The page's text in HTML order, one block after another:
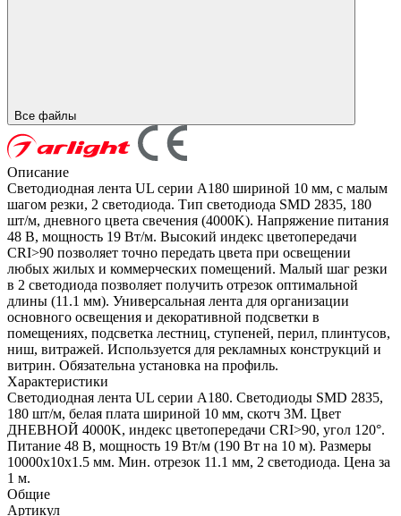
Все файлы
Описание
Светодиодная лента UL серии A180 шириной 10 мм, с малым
шагом резки, 2 светодиода. Тип светодиода SMD 2835, 180
шт/м, дневного цвета свечения (4000K). Напряжение питания
48 В, мощность 19 Вт/м. Высокий индекс цветопередачи
CRI>90 позволяет точно передать цвета при освещении
любых жилых и коммерческих помещений. Малый шаг резки
в 2 светодиода позволяет получить отрезок оптимальной
длины (11.1 мм). Универсальная лента для организации
основного освещения и декоративной подсветки в
помещениях, подсветка лестниц, ступеней, перил, плинтусов,
ниш, витражей. Используется для рекламных конструкций и
витрин. Обязательна установка на профиль.
Характеристики
Светодиодная лента UL серии A180. Светодиоды SMD 2835,
180 шт/м, белая плата шириной 10 мм, скотч 3M. Цвет
ДНЕВНОЙ 4000K, индекс цветопередачи CRI>90, угол 120°.
Питание 48 В, мощность 19 Вт/м (190 Вт на 10 м). Размеры
10000x10x1.5 мм. Мин. отрезок 11.1 мм, 2 светодиода. Цена за
1 м.
Общие
Артикул